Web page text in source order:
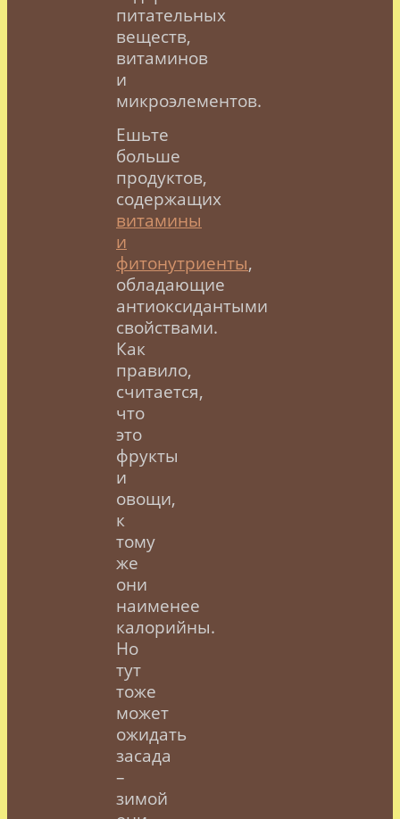
питательных
веществ,
витаминов
и
микроэлементов.
Ешьте
больше
продуктов,
содержащих
витамины
и
фитонутриенты,
обладающие
антиоксидантыми
свойствами.
Как
правило,
считается,
что
это
фрукты
и
овощи,
к
тому
же
они
наименее
калорийны.
Но
тут
тоже
может
ожидать
засада
–
зимой